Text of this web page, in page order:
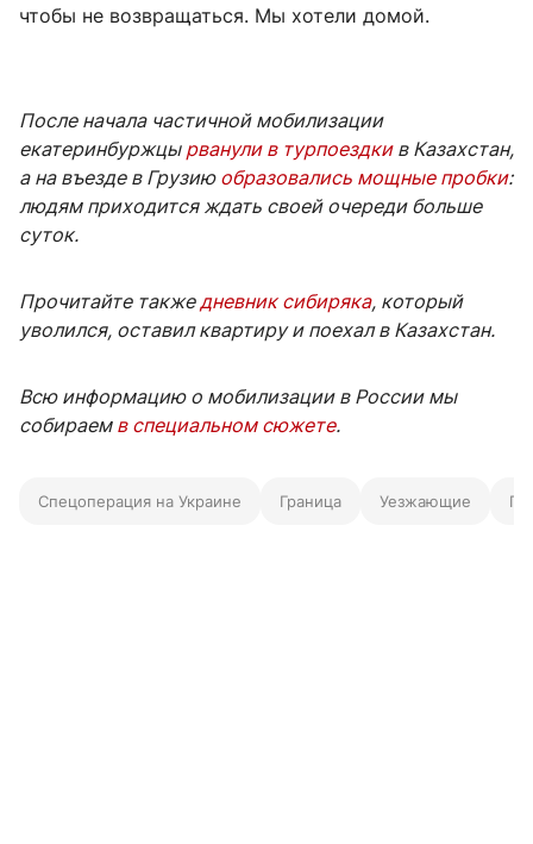
чтобы не возвращаться. Мы хотели домой.
После начала частичной мобилизации
екатеринбуржцы рванули в турпоездкив Казахстан,
а на въезде в Грузию образовались мощные пробки:
людям приходится ждать своей очереди больше
суток.
Прочитайте такжедневник сибиряка, который
уволился, оставил квартиру и поехал в Казахстан.
Всю информацию о мобилизации в России мы
собираем в специальном сюжете.
Спецоперация на Украине Граница Уезжающие